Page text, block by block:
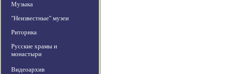
Музыка
"Неизвестные" музеи
Риторика
Русские храмы и
монастыри
Видеоархив